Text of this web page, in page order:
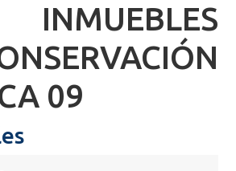
INMUEBLES
09